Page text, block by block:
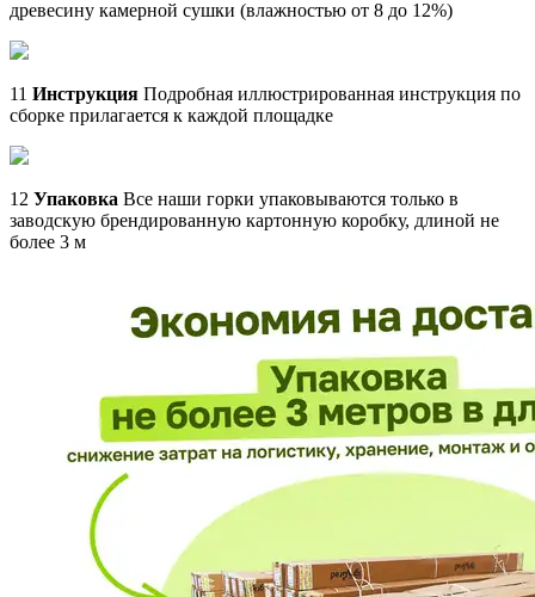
древесину камерной сушки (влажностью от 8 до 12%)
11 Инструкция Подробная иллюстрированная инструкция по
сборке прилагается к каждой площадке
12 Упаковка Все наши горки упаковываются только в
заводскую брендированную картонную коробку, длиной не
более 3 м